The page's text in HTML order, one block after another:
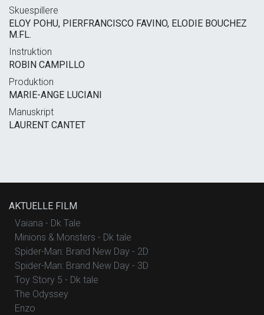
Skuespillere
ELOY POHU, PIERFRANCISCO FAVINO, ELODIE BOUCHEZ
M.FL.
Instruktion
ROBIN CAMPILLO
Produktion
MARIE-ANGE LUCIANI
Manuskript
LAURENT CANTET
AKTUELLE FILM
Vaiana - Dk Tale
Minions & Monsters - Dk tale
Spider-Man: Brand New Day - 2D
Spider-Man: Brand New Day - 3D
Toy Story 5 - Dk tale
The Odyssey
Enzo